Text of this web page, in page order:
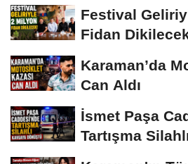
Festival
Fidan
Karaman’da
Can Aldı
İsmet Paşa
Tartışma